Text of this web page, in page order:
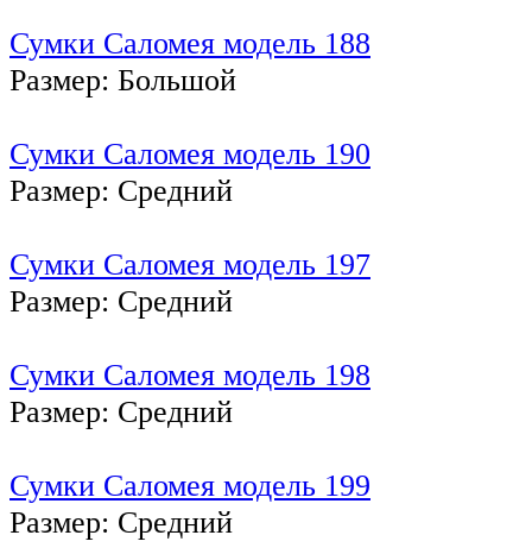
Сумки Саломея модель 188
Размер: Большой
Сумки Саломея модель 190
Размер: Средний
Сумки Саломея модель 197
Размер: Средний
Сумки Саломея модель 198
Размер: Средний
Сумки Саломея модель 199
Размер: Средний